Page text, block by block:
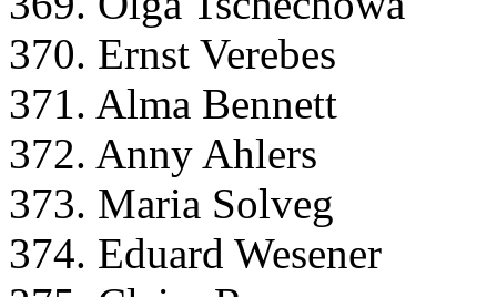
370. Ernst Verebes
371. Alma Bennett
372. Anny Ahlers
373. Maria Solveg
374. Eduard Wesener